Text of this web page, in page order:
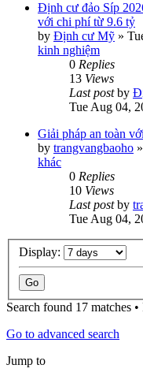
Định cư đảo Síp
với chi phí từ 9.6 tỷ
by Định cư Mỹ »
kinh nghiệm
0 Replies
13 Views
Last postby
Tue Aug 04,
Giải pháp an toàn
by trangvangbaoho »
khác
0 Replies
10 Views
Last postby
Tue Aug 04,
Display:
Search found 17 matches •
Go to advanced search
Jump to